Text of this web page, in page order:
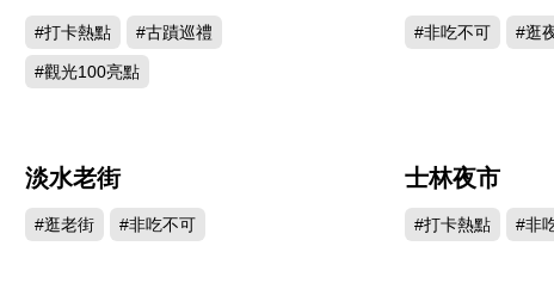
#打卡熱點 #古蹟巡禮
#觀光100亮點
#非吃不可 #逛
淡水老街
#逛老街 #非吃不可
士林夜市
#打卡熱點 #非